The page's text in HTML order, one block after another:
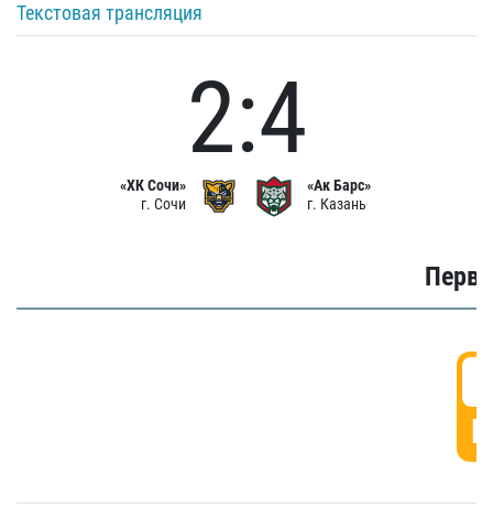
Текстовая трансляция
«ХК Сочи»
г. Сочи
2:4
«Ак Барс»
г. Казань